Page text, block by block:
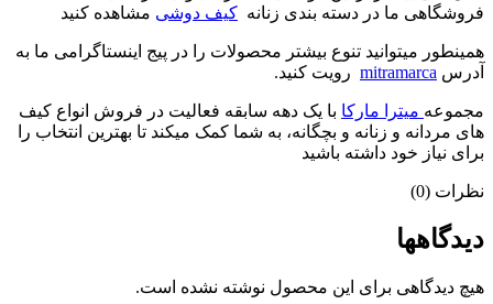
فروشگاهی ما در دسته بندی زنانه کیف دوشی مشاهده کنید
همینطور میتوانید تنوع بیشتر محصولات را در پیج اینستاگرامی ما به
آدرس mitramarca رویت کنید.
مجموعه میترا مارکا با یک دهه سابقه فعالیت در فروش انواع کیف
های مردانه و زنانه و بچگانه، به شما کمک میکند تا بهترین انتخاب را
برای نیاز خود داشته باشید
نظرات (0)
دیدگاهها
هیچ دیدگاهی برای این محصول نوشته نشده است.